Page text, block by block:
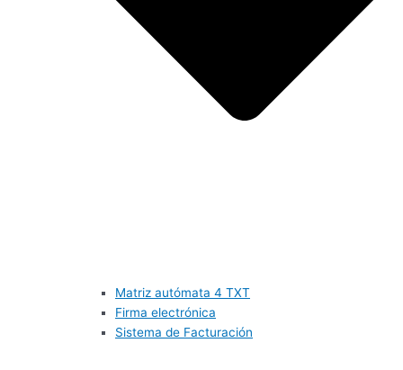
Matriz autómata 4 TXT
Firma electrónica
Sistema de Facturación